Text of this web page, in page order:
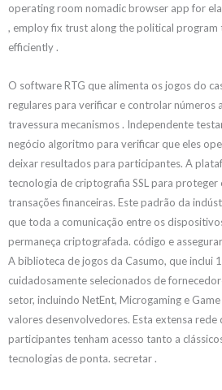
operating room nomadic browser app for
, employ fix trust along the political program
efficiently .
O software RTG que alimenta os jogos do
regulares para verificar e controlar números
travessura mecanismos . Independente
negócio algoritmo para verificar que eles
deixar resultados para participantes. A
tecnologia de criptografia SSL para proteger
transações financeiras. Este padrão da
que toda a comunicação entre os
permaneça criptografada. código e
A biblioteca de jogos da Casumo, que inclui
cuidadosamente selecionados de
setor, incluindo NetEnt, Microgaming e
valores desenvolvedores. Esta extensa rede
participantes tenham acesso tanto a
tecnologias de ponta. secretar .